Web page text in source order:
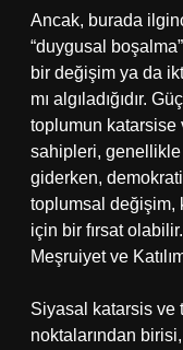
Ancak, burada
“duygusal
bir değişim ya da
mı algıladığıdır.
toplumun katarsise
sahipleri,
giderken,
toplumsal değişim,
için bir fırsat olabilir.
Meşruiyet ve
Siyasal katarsis ve
noktalarından